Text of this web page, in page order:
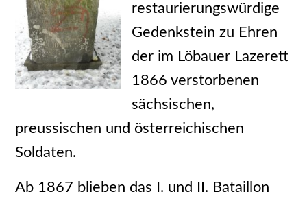
restaurierungswürdige
Gedenkstein zu Ehren
der im Löbauer Lazerett
1866 verstorbenen
sächsischen,
preussischen und österreichischen
Soldaten.
Ab 1867 blieben das I. und II. Bataillon